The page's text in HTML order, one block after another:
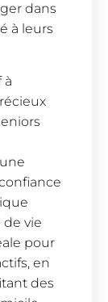
dans
à leurs
à
vie
pour
en
des